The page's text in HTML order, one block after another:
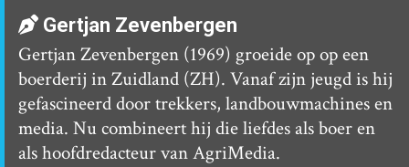
Gertjan Zevenbergen
Gertjan Zevenbergen (1969) groeide op op een
boerderij in Zuidland (ZH). Vanaf zijn jeugd is hij
gefascineerd door trekkers, landbouwmachines en
media. Nu combineert hij die liefdes als boer en
als hoofdredacteur van AgriMedia.